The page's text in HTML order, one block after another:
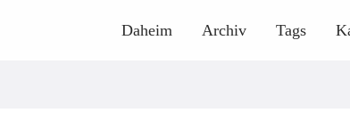
Daheim Archiv Tags